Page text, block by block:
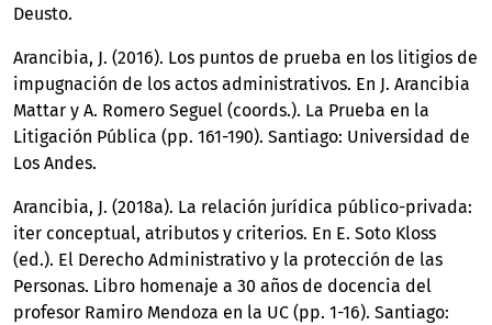
Deusto.
Arancibia, J. (2016). Los puntos de prueba en los litigios de
impugnación de los actos administrativos. En J. Arancibia
Mattar y A. Romero Seguel (coords.). La Prueba en la
Litigación Pública (pp. 161-190). Santiago: Universidad de
Los Andes.
Arancibia, J. (2018a). La relación jurídica público-privada:
iter conceptual, atributos y criterios. En E. Soto Kloss
(ed.). El Derecho Administrativo y la protección de las
Personas. Libro homenaje a 30 años de docencia del
profesor Ramiro Mendoza en la UC (pp. 1-16). Santiago: